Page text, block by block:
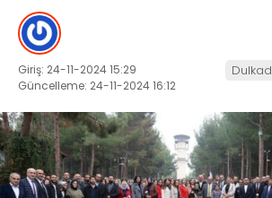
Giriş: 24-11-2024 15:29
Güncelleme: 24-11-2024 16:12